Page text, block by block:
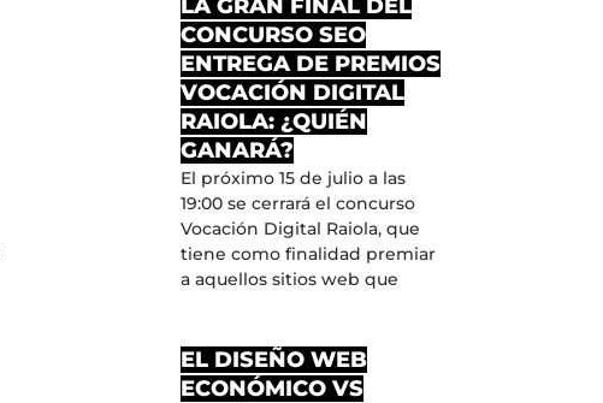
LA GRAN FINAL DEL
CONCURSO SEO
ENTREGA DE PREMIOS
VOCACIÓN DIGITAL
RAIOLA: ¿QUIÉN
GANARÁ?
El próximo 15 de julio a las
19:00 se cerrará el concurso
Vocación Digital Raiola, que
tiene como finalidad premiar
a aquellos sitios web que
EL DISEÑO WEB
ECONÓMICO VS